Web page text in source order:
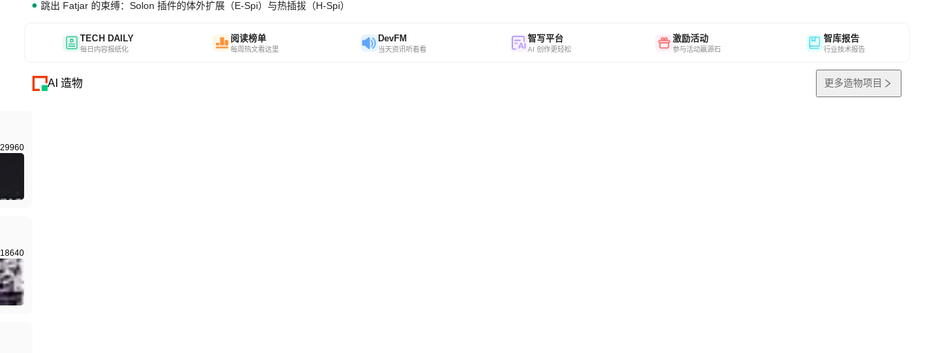
跳出 Fatjar 的束缚：Solon 插件的体外扩展（E-Spi）与热插拔（H-Spi）
TECH DAILY
每日内容报纸化
阅读榜单
每周热文看这里
DevFM
当天资讯听着看
智写平台
AI 创作更轻松
激励活动
参与活动赢源石
智库报告
行业技术报告
AI 造物 更多造物项目
29960
18640